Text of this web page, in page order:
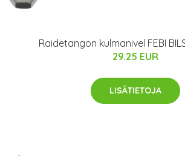
Raidetangon kulmanivel FEBI
29.25 EUR
LISÄTIETOJA